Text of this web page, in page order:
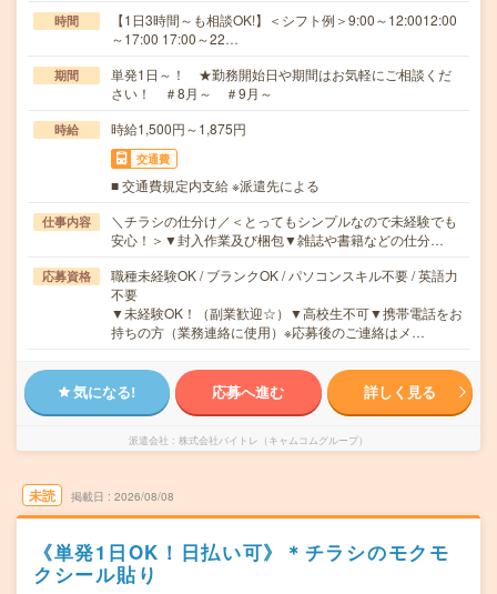
時間
【1日3時間～も相談OK!】＜シフト例＞9:00～12:0012:00
～17:00 17:00～22…
期間
単発1日～！ ★勤務開始日や期間はお気軽にご相談くだ
さい！ ＃8月～ ＃9月～
時給 時給1,500円～1,875円
交通費
■ 交通費規定内支給 ※派遣先による
仕事内容
＼チラシの仕分け／＜とってもシンプルなので未経験でも
安心！＞▼封入作業及び梱包▼雑誌や書籍などの仕分…
応募資格
職種未経験OK / ブランクOK / パソコンスキル不要 / 英語力
不要
▼未経験OK！（副業歓迎☆）▼高校生不可▼携帯電話をお
持ちの方（業務連絡に使用）※応募後のご連絡はメ…
気になる! 応募へ進む 詳しく見る
派遣会社 株式会社バイトレ（キャムコムグループ）
未読 掲載日 2026/08/08
《単発1日OK！日払い可》＊チラシのモクモ
クシール貼り